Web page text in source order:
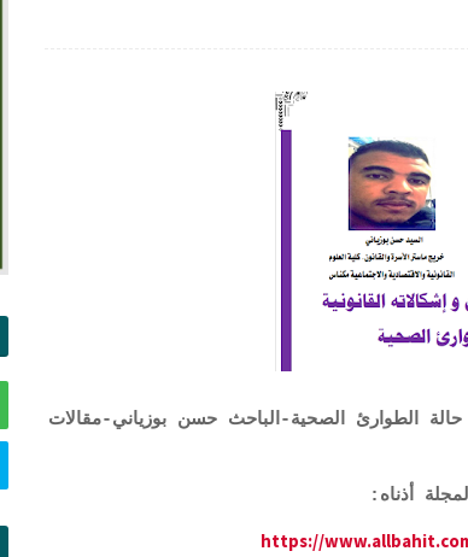
الطوارئ الصحية-الباحث حسن بوزياني-مقالات
https://